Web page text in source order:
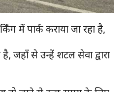
में पार्क कराया जा रहा है,
जहाँ से उन्हें शटल सेवा द्वारा